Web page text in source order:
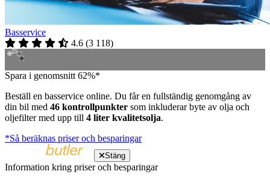
Basservice
4.6 (3 118)
Spara i genomsnitt 62%*
Beställ en basservice online. Du får en fullständig genomgång av
din bil med 46 kontrollpunkter som inkluderar byte av olja och
oljefilter med upp till 4 liter kvalitetsolja.
*Så beräknas priser och besparingar
Stäng
Information kring priser och besparingar